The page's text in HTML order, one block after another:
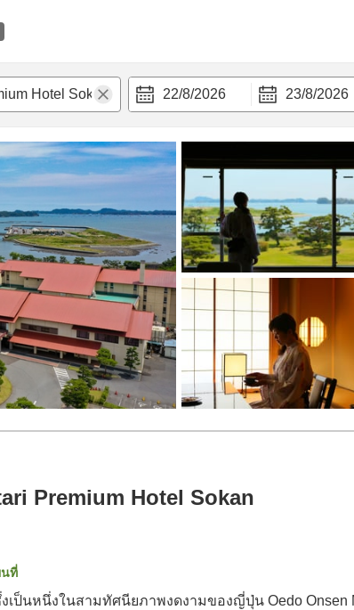
22/8/2026 23/8/2026
สิ่่งอำนวยความสะดวก
Premium Hotel Sokan
ที่
ป็นหนึ่งในสามทัศนียภาพงดงามของญี่ปุ่น Oedo Onsen